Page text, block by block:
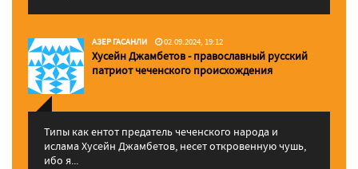
АЗЕР ГАСАНЛИ 02.09.2024, 19:12
Хусейн Джамбетов - православный русский
патриот чеченского происхождения
Типы как ентот предатель чеченского народа и
ислама Хусейн Джамбетов, несет откровенную чушь,
ибо я...